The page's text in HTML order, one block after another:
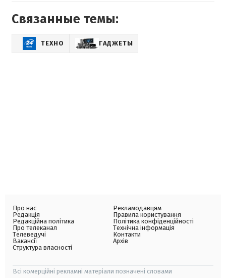
Связанные темы:
ТЕХНО ГАДЖЕТЫ
Про нас
Редакція
Редакційна політика
Про телеканал
Телеведучі
Вакансії
Структура власності
Рекламодавцям
Правила користування
Політика конфіденційності
Технічна інформація
Контакти
Архів
Всі комерційні рекламні матеріали позначені словами